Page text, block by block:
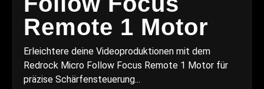
Remote 1 Motor
Erleichtere deine Videoproduktionen mit dem
Redrock Micro Follow Focus Remote 1 Motor für
präzise Schärfensteuerung...